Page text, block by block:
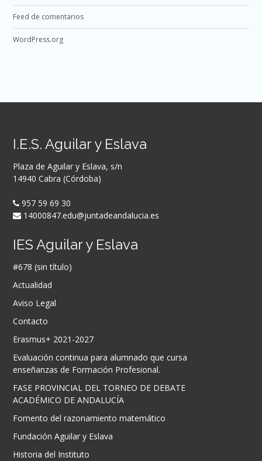
Feed de comentarios
WordPress.org
I.E.S. Aguilar y Eslava
Plaza de Aguilar y Eslava, s/n
14940 Cabra (Córdoba)
957 59 69 30
14000847.edu@juntadeandalucia.es
IES Aguilar y Eslava
#678 (sin título)
Actualidad
Aviso Legal
Contacto
Erasmus+ 2021-2027
Evaluación continua para alumnado que cursa
enseñanzas de Formación Profesional.
FASE PROVINCIAL DEL TORNEO DE DEBATE
ACADÉMICO DE ANDALUCÍA
Fomento del razonamiento matemático
Fundación Aguilar y Eslava
Historia del Instituto